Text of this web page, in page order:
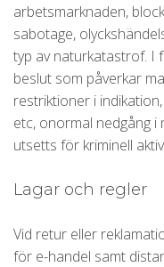
arbetsmarknaden,
sabotage,
typ av naturkatastrof. I
beslut som påverkar
restriktioner i
etc, onormal nedgång
utsetts för kriminell
Lagar och regler
Vid retur eller
för e-handel samt